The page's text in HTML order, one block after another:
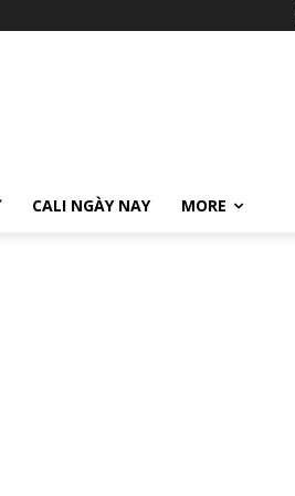
CALI NGÀY NAY MORE